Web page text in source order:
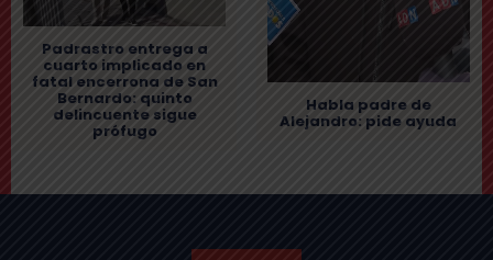
Padrastro entrega a
cuarto implicado en
fatal encerrona de San
Bernardo: quinto
delincuente sigue
prófugo
Habla padre de
Alejandro: pide ayuda